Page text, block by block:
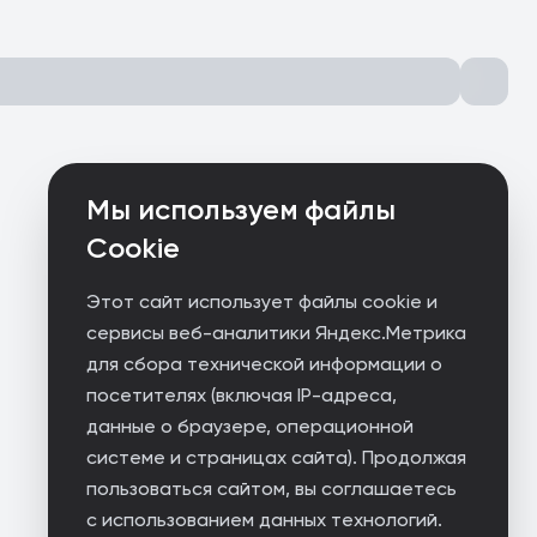
Мы используем файлы
Cookie
Этот сайт использует файлы cookie и
сервисы веб-аналитики Яндекс.Метрика
для сбора технической информации о
посетителях (включая IP-адреса,
данные о браузере, операционной
системе и страницах сайта). Продолжая
пользоваться сайтом, вы соглашаетесь
с использованием данных технологий.